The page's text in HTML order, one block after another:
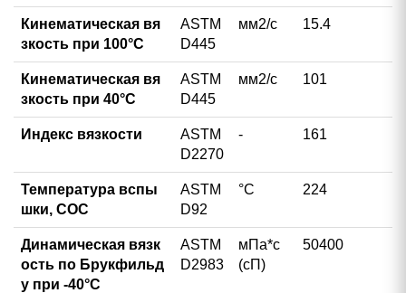
Кинематическая вя
зкость при 100°С
ASTM
D445
мм2/с 15.4
Кинематическая вя
зкость при 40°С
ASTM
D445
мм2/с 101
Индекс вязкости
ASTM
D2270
- 161
Температура вспы
шки, COC
ASTM
D92
°С 224
Динамическая вязк
ость по Брукфильд
у при -40°C
ASTM
D2983
мПа*с
(сП)
50400